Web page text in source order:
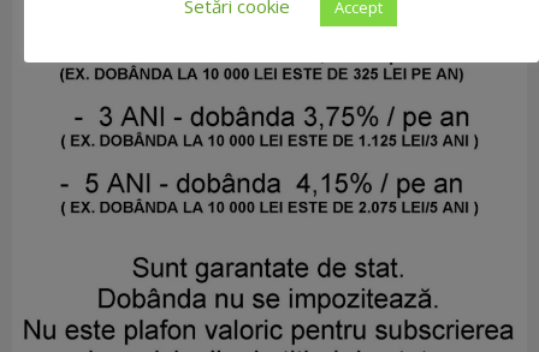
Setări cookie
Accept